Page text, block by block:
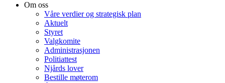
Om oss
Våre verdier og strategisk plan
Aktuelt
Styret
Valgkomite
Administrasjonen
Politiattest
Njårds lover
Bestille møterom